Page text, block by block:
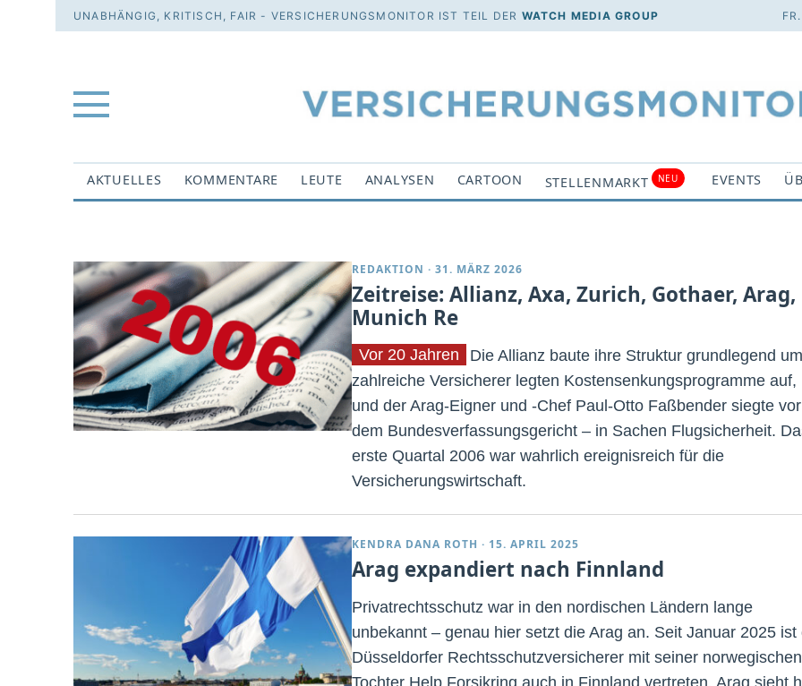
UNABHÄNGIG, KRITISCH, FAIR - VERSICHERUNGSMONITOR IST TEIL DER WATCH MEDIA GROUP
AKTUELLES KOMMENTARE LEUTE ANALYSEN CARTOON STELLENMARKT NEU EVENTS
REDAKTION · 31. MÄRZ 2026
Zeitreise: Allianz, Axa, Zurich, Gothaer, Arag,
Munich Re
Vor 20 Jahren
Die Allianz baute ihre Struktur grundlegend
zahlreiche Versicherer legten Kostensenkungsprogramme auf,
und der Arag-Eigner und -Chef Paul-Otto Faßbender siegte vor
dem Bundesverfassungsgericht – in Sachen Flugsicherheit.
erste Quartal 2006 war wahrlich ereignisreich für die
Versicherungswirtschaft.
KENDRA DANA ROTH · 15. APRIL 2025
Arag expandiert nach Finnland
Privatrechtsschutz war in den nordischen Ländern lange
unbekannt – genau hier setzt die Arag an. Seit Januar 2025 ist
Düsseldorfer Rechtsschutzversicherer mit seiner norwegischen
Tochter Help Forsikring auch in Finnland vertreten. Arag sieht